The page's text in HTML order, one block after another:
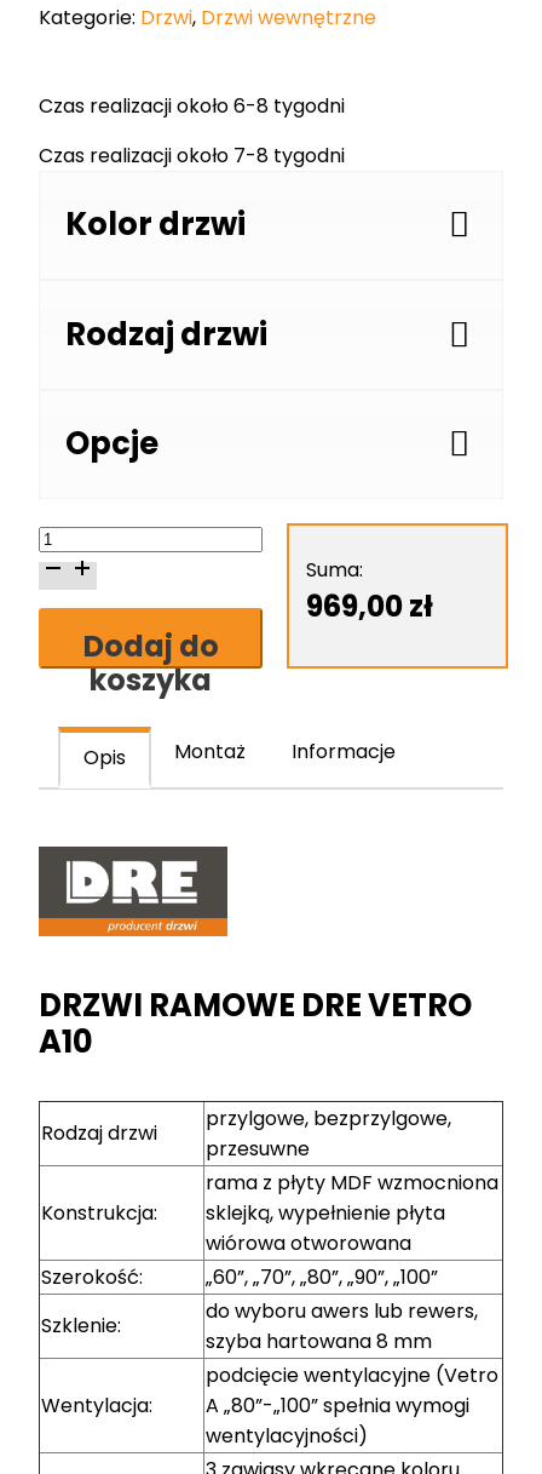
Kategorie: Drzwi, Drzwi wewnętrzne
Czas realizacji około 6-8 tygodni
Czas realizacji około 7-8 tygodni
Kolor drzwi
Rodzaj drzwi
Opcje
ilość
Skrzydło
drzwiowe
VetroDodaj do
koszyka
Suma:
969,00zł
Opis Montaż Informacje
DRZWI RAMOWE DRE VETRO
A10
Rodzaj drzwi
przylgowe, bezprzylgowe,
przesuwne
Konstrukcja:
rama z płyty MDF wzmocniona
sklejką, wypełnienie płyta
wiórowa otworowana
Szerokość:
„60”, „70”, „80”, „90”, „100”
Szklenie:
do wyboru awers lub rewers,
szyba hartowana 8 mm
Wentylacja:
podcięcie wentylacyjne (Vetro
A „80”-„100” spełnia wymogi
wentylacyjności)